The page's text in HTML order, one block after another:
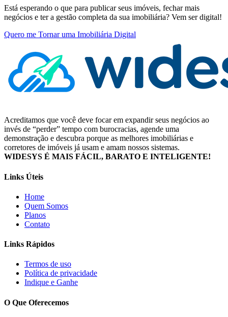
Está esperando o que para publicar seus imóveis, fechar mais
negócios e ter a gestão completa da sua imobiliária? Vem ser digital!
Quero me Tornar uma Imobiliária Digital
Acreditamos que você deve focar em expandir seus negócios ao
invés de “perder” tempo com burocracias, agende uma
demonstração e descubra porque as melhores imobiliárias e
corretores de imóveis já usam e amam nossos sistemas.
WIDESYS É MAIS FÁCIL, BARATO E INTELIGENTE!
Links Úteis
Home
Quem Somos
Planos
Contato
Links Rápidos
Termos de uso
Política de privacidade
Indique e Ganhe
O Que Oferecemos